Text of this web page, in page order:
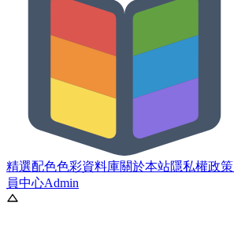
精選配色色彩資料庫關於本站隱私權政策
員中心Admin